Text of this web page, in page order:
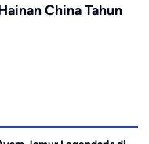
China Tahun